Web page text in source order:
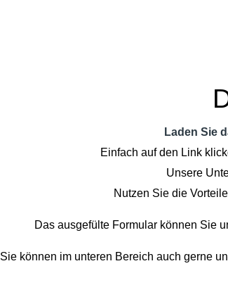
Laden Sie
Einfach auf den Link
Unsere
Nutzen Sie die
Das ausgefülte Formular können Sie
Sie können im unteren Bereich auch gerne